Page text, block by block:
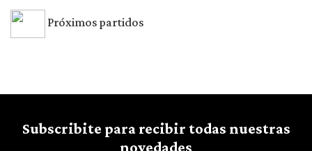
Próximos partidos
Subscribite para recibir todas nuestras
novedades